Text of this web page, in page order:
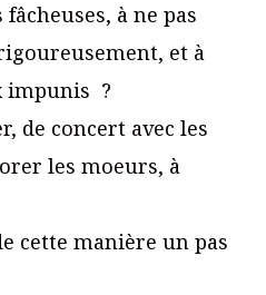
à ne pas
et à
impunis ?
de concert avec les
les moeurs, à
cette manière un pas